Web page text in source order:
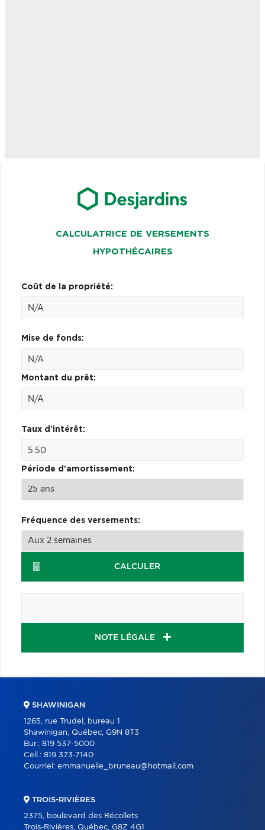
CALCULATRICE DE VERSEMENTS
HYPOTHÉCAIRES
Coût de la propriété:
Mise de fonds:
Montant du prêt:
Taux d'intérêt:
Période d'amortissement:
Fréquence des versements:
CALCULER
NOTE LÉGALE
SHAWINIGAN
1265, rue Trudel, bureau 1
Shawinigan, Québec, G9N 8T3
Bur.: 819 537-5000
Cell.: 819 373-7140
Courriel: emmanuelle_bruneau@hotmail.com
TROIS-RIVIÈRES
2375, boulevard des Récollets
Trois-Rivières, Québec, G8Z 4G1